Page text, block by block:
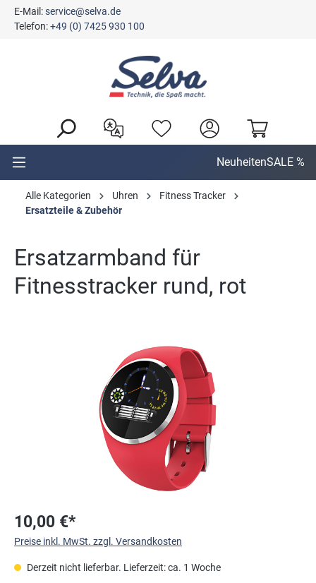
springen
E-Mail:service@selva.de
Telefon:+49 (0) 7425 930 100
NeuheitenSALE %
Alle Kategorien Uhren
Fitness Tracker
Ersatzteile & Zubehör
Ersatzarmband für
Fitnesstracker rund, rot
10,00 €*
Preise inkl. MwSt. zzgl. Versandkosten
Derzeit nicht lieferbar. Lieferzeit: ca. 1 Woche